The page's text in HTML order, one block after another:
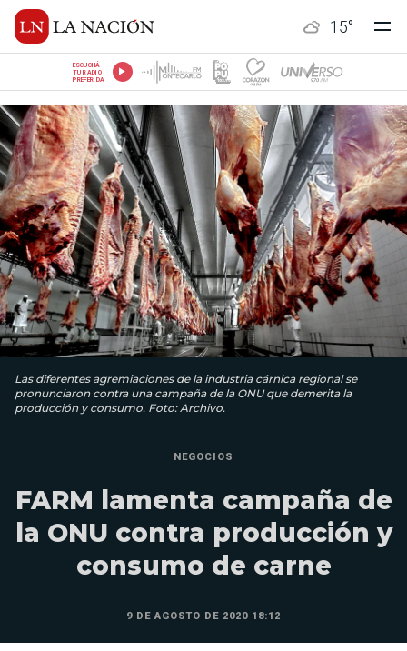
15°
ESCUCHÁ
TU RADIO
PREFERIDA
Las diferentes agremiaciones de la industria cárnica regional se
pronunciaron contra una campaña de la ONU que demerita la
producción y consumo. Foto: Archivo.
NEGOCIOS
FARM lamenta campaña de
la ONU contra producción y
consumo de carne
9 DE AGOSTO DE 2020 18:12